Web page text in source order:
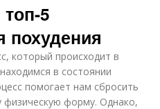
5
похудения
который происходит в
в состоянии
помогает нам сбросить
физическую форму. Однако,